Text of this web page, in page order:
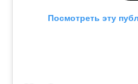
Посмотреть эту